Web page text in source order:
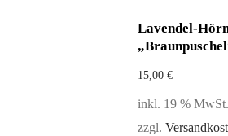
Lavendel-
15,00 €
inkl. 19 % MwSt.
zzgl.